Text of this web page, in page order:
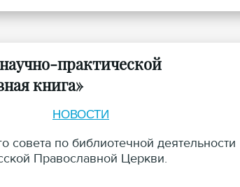
практической
книга»
НОВОСТИ
по библиотечной деятельности
Православной Церкви.